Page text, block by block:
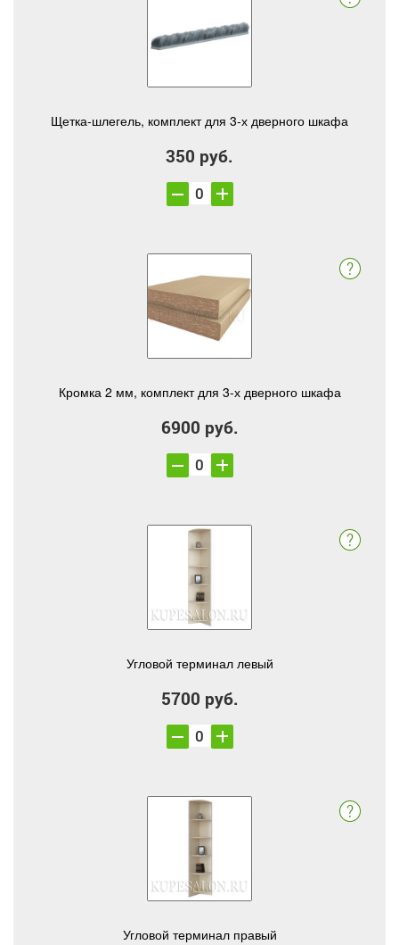
Щетка-шлегель, комплект для 3-х дверного шкафа
350 руб.
Кромка 2 мм, комплект для 3-х дверного шкафа
6900 руб.
Угловой терминал левый
5700 руб.
Угловой терминал правый